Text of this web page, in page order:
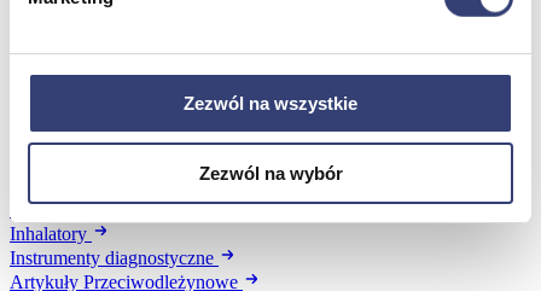
Zezwól na wszystkie
Zezwól na wybór
Urządzenia
Profilaktyka i diagnostyka
Ciśnieniomierze
Inhalatory
Instrumenty diagnostyczne
Artykuły Przeciwodleżynowe